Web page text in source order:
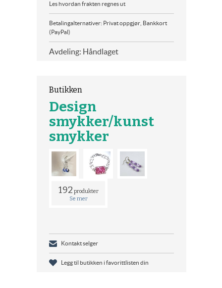
Les hvordan frakten regnes ut
Betalingalternativer: Privat oppgjør, Bankkort
(PayPal)
Avdeling: Håndlaget
Butikken
Design
smykker/kunst
smykker
192 produkter
Se mer
Kontakt selger
Legg til butikken i favorittlisten din